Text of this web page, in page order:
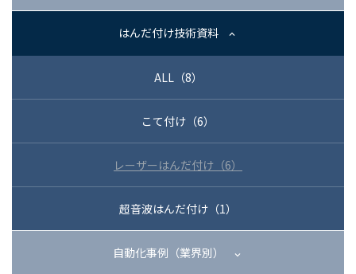
資料ダウンロード
はんだ付け技術資料
ALL（8）
こて付け（6）
レーザーはんだ付け（6）
超音波はんだ付け（1）
自動化事例（業界別）